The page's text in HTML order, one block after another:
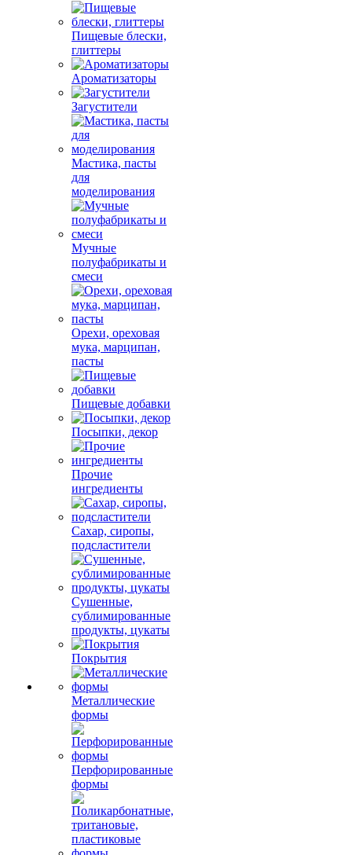
Пищевые блески,
глиттеры
Ароматизаторы
Загустители
Мастика, пасты
для
моделирования
Мучные
полуфабрикаты и
смеси
Орехи, ореховая
мука, марципан,
пасты
Пищевые добавки
Посыпки, декор
Прочие
ингредиенты
Сахар, сиропы,
подсластители
Сушенные,
сублимированные
продукты, цукаты
Покрытия
Металлические
формы
Перфорированные
формы